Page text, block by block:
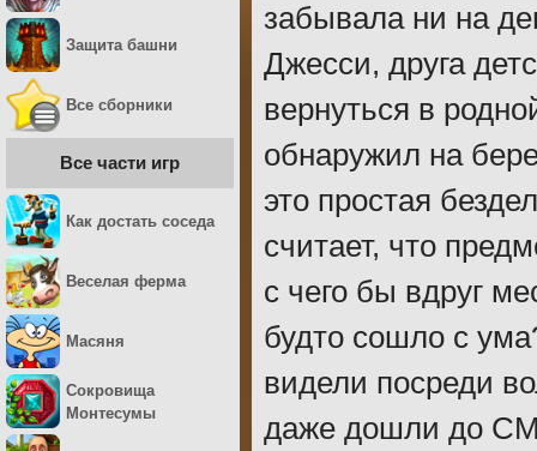
забывала ни на
Джесси, друга
вернуться в
обнаружил на
это простая
считает, что
с чего бы вдруг
будто сошло с
видели посреди
даже дошли до
Защита башни
Все сборники
Все части игр
Как достать соседа
Веселая ферма
Масяня
Сокровища
Монтесумы